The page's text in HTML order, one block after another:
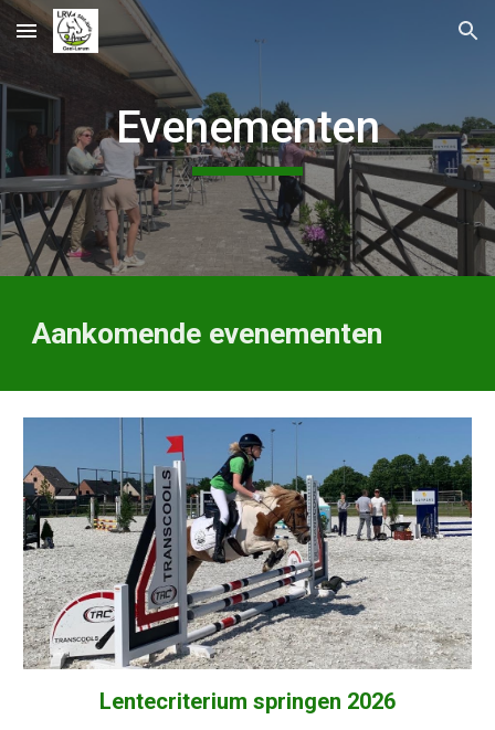
Skip to main content Skip to navigation
Evenementen
Aankomende evenementen
Lentecriterium springen 2026